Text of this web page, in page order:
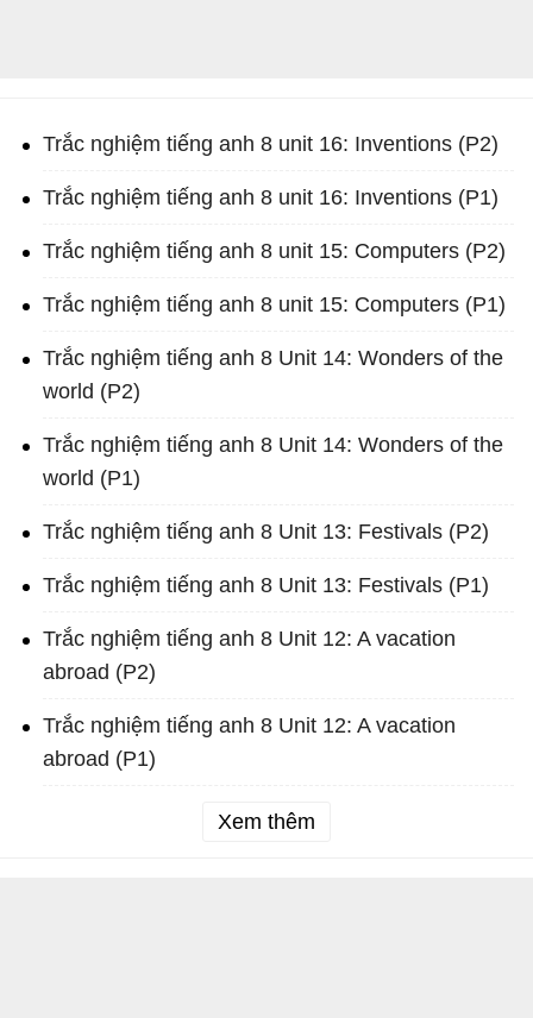
Trắc nghiệm tiếng anh 8 unit 16: Inventions (P2)
Trắc nghiệm tiếng anh 8 unit 16: Inventions (P1)
Trắc nghiệm tiếng anh 8 unit 15: Computers (P2)
Trắc nghiệm tiếng anh 8 unit 15: Computers (P1)
Trắc nghiệm tiếng anh 8 Unit 14: Wonders of the
world (P2)
Trắc nghiệm tiếng anh 8 Unit 14: Wonders of the
world (P1)
Trắc nghiệm tiếng anh 8 Unit 13: Festivals (P2)
Trắc nghiệm tiếng anh 8 Unit 13: Festivals (P1)
Trắc nghiệm tiếng anh 8 Unit 12: A vacation
abroad (P2)
Trắc nghiệm tiếng anh 8 Unit 12: A vacation
abroad (P1)
Xem thêm